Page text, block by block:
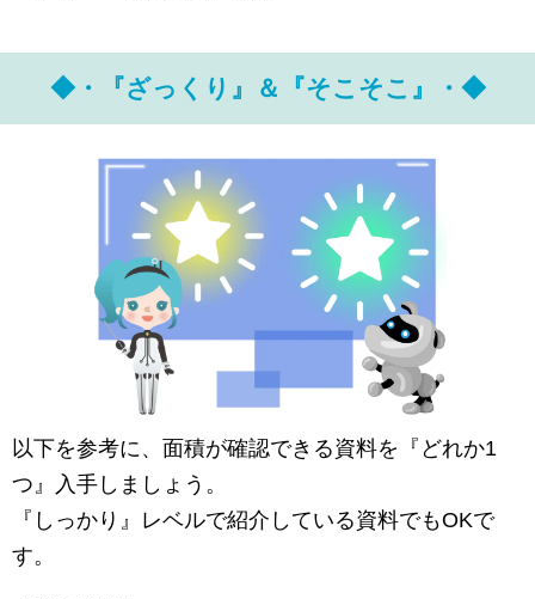
◆・『ざっくり』＆『そこそこ』・◆
以下を参考に、面積が確認できる資料を『どれか1
つ』入手しましょう。
『しっかり』レベルで紹介している資料でもOKで
す。